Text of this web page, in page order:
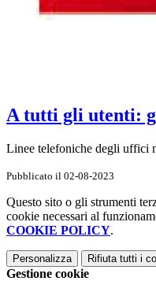
A tutti gli utenti:
Linee telefoniche degli uffici
Pubblicato il 02-08-2023
Questo sito o gli strumenti
cookie necessari al
COOKIE POLICY.
Personalizza Rifiuta tutti i
Gestione cookie